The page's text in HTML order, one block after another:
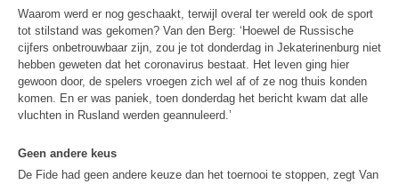
Waarom werd er nog geschaakt, terwijl overal ter wereld ook de sport
tot stilstand was gekomen? Van den Berg: ‘Hoewel de Russische
cijfers onbetrouwbaar zijn, zou je tot donderdag in Jekaterinenburg niet
hebben geweten dat het coronavirus bestaat. Het leven ging hier
gewoon door, de spelers vroegen zich wel af of ze nog thuis konden
komen. En er was paniek, toen donderdag het bericht kwam dat alle
vluchten in Rusland werden geannuleerd.’
Geen andere keus
De Fide had geen andere keuze dan het toernooi te stoppen, zegt Van